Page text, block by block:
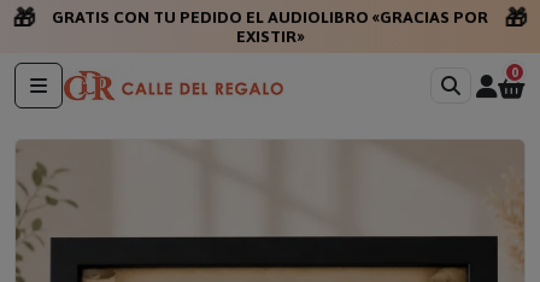
🎁
GRATIS CON TU PEDIDO EL AUDIOLIBRO «GRACIAS POR
EXISTIR»
🎁
0